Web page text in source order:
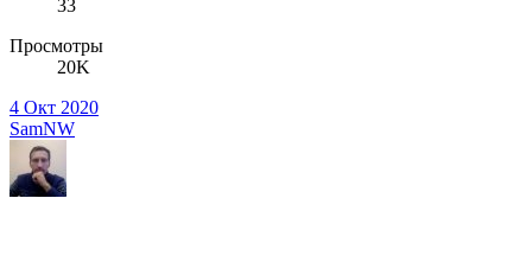
33
Просмотры
20K
4 Окт 2020
SamNW